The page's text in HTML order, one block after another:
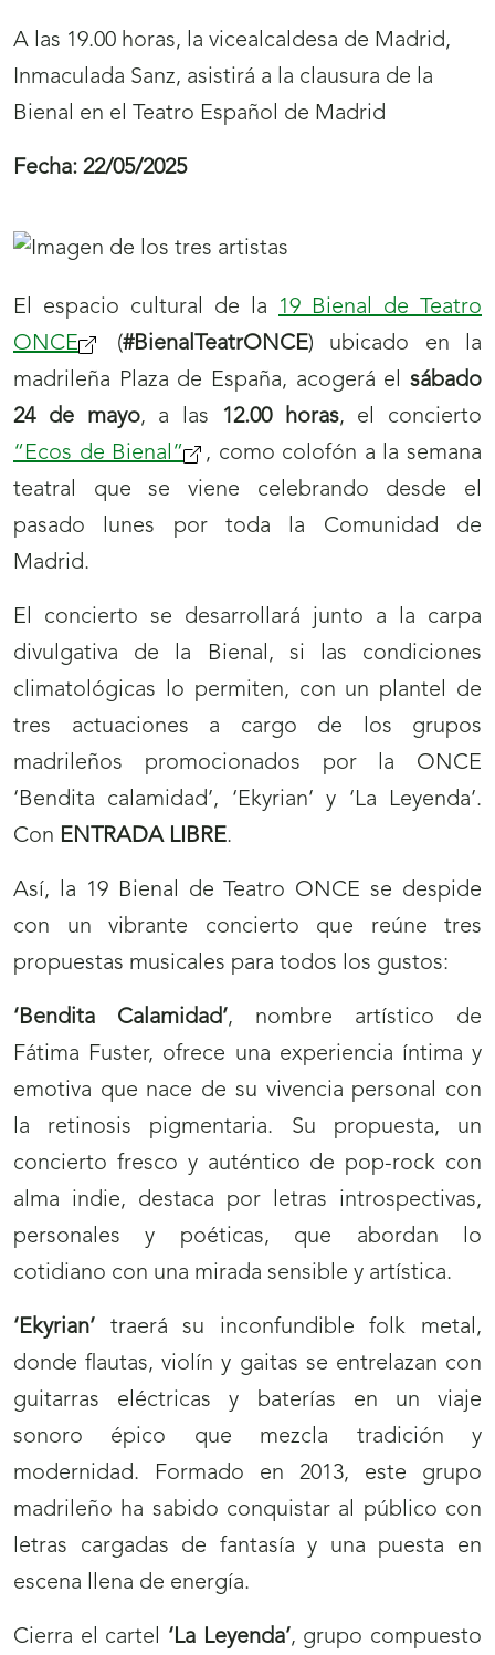
A las 19.00 horas, la vicealcaldesa de Madrid,
Inmaculada Sanz, asistirá a la clausura de la
Bienal en el Teatro Español de Madrid
Fecha: 22/05/2025
El espacio cultural de la 19 Bienal de Teatro
ONCE(se
abrirá
nueva
ventana)
(#BienalTeatrONCE) ubicado en la
madrileña Plaza de España, acogerá el sábado
24 de mayo, a las 12.00 horas, el concierto
“Ecos de Bienal”(se
abrirá
nueva
, como colofón a la semana
teatral que se viene celebrando desde el
pasado lunes por toda la Comunidad de
Madrid.
El concierto se desarrollará junto a la carpa
divulgativa de la Bienal, si las condiciones
climatológicas lo permiten, con un plantel de
tres actuaciones a cargo de los grupos
madrileños promocionados por la ONCE
‘Bendita calamidad’, ‘Ekyrian’ y ‘La Leyenda’.
Con ENTRADA LIBRE.
Así, la 19 Bienal de Teatro ONCE se despide
con un vibrante concierto que reúne tres
propuestas musicales para todos los gustos:
‘Bendita Calamidad’, nombre artístico de
Fátima Fuster, ofrece una experiencia íntima y
emotiva que nace de su vivencia personal con
la retinosis pigmentaria. Su propuesta, un
concierto fresco y auténtico de pop-rock con
alma indie, destaca por letras introspectivas,
personales y poéticas, que abordan lo
cotidiano con una mirada sensible y artística.
‘Ekyrian’ traerá su inconfundible folk metal,
donde flautas, violín y gaitas se entrelazan con
guitarras eléctricas y baterías en un viaje
sonoro épico que mezcla tradición y
modernidad. Formado en 2013, este grupo
madrileño ha sabido conquistar al público con
letras cargadas de fantasía y una puesta en
escena llena de energía.
Cierra el cartel ‘La Leyenda’, grupo compuesto